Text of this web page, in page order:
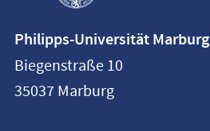
Philipps-
Universität
Marburg
Philipps-Universität Marburg
Biegenstraße 10
35037 Marburg